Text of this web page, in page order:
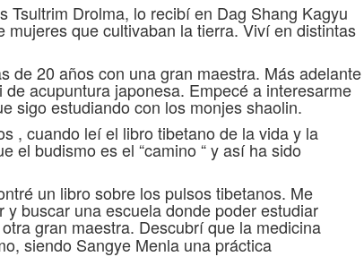
Tsultrim Drolma, lo recibí en Dag Shang Kagyu
que cultivaban la tierra. Viví en distintas
de 20 años con una gran maestra. Más adelante
acupuntura japonesa. Empecé a interesarme
sigo estudiando con los monjes shaolin.
, cuando leí el libro tibetano de la vida y la
el budismo es el “camino “ y así ha sido
un libro sobre los pulsos tibetanos. Me
buscar una escuela donde poder estudiar
gran maestra. Descubrí que la medicina
siendo Sangye Menla una práctica